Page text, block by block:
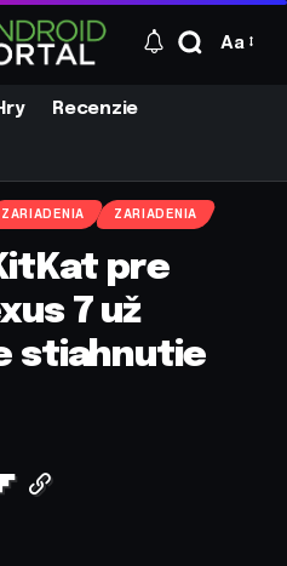
Aa
Recenzie
ZARIADENIA ZARIADENIA
pre
7 už
stiahnutie